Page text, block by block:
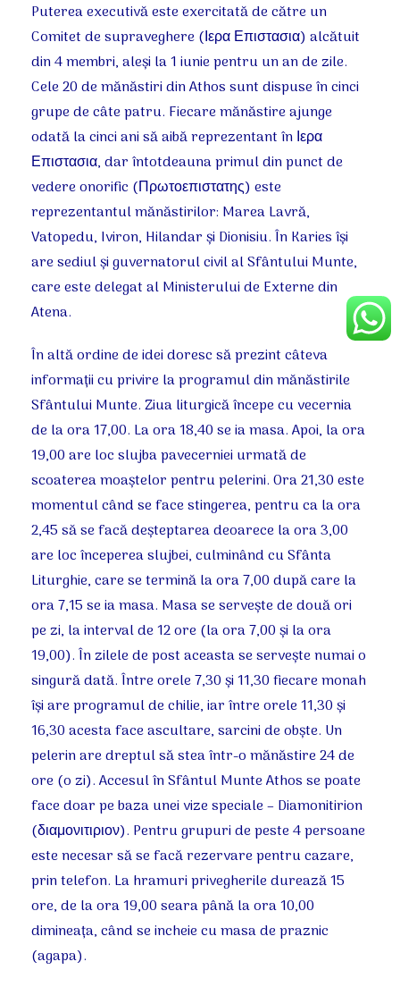
Puterea executivă este exercitată de către un
Comitet de supraveghere (Ιερα Επιστασια) alcătuit
din 4 membri, aleşi la 1 iunie pentru un an de zile.
Cele 20 de mănăstiri din Athos sunt dispuse în cinci
grupe de câte patru. Fiecare mănăstire ajunge
odată la cinci ani să aibă reprezentant în Ιερα
Επιστασια, dar întotdeauna primul din punct de
vedere onorific (Πρωτοεπιστατης) este
reprezentantul mănăstirilor: Marea Lavră,
Vatopedu, Iviron, Hilandar şi Dionisiu. În Karies îşi
are sediul şi guvernatorul civil al Sfântului Munte,
care este delegat al Ministerului de Externe din
Atena.
În altă ordine de idei doresc să prezint câteva
informaţii cu privire la programul din mănăstirile
Sfântului Munte. Ziua liturgică începe cu vecernia
de la ora 17,00. La ora 18,40 se ia masa. Apoi, la ora
19,00 are loc slujba pavecerniei urmată de
scoaterea moaştelor pentru pelerini. Ora 21,30 este
momentul când se face stingerea, pentru ca la ora
2,45 să se facă deşteptarea deoarece la ora 3,00
are loc începerea slujbei, culminând cu Sfânta
Liturghie, care se termină la ora 7,00 după care la
ora 7,15 se ia masa. Masa se serveşte de două ori
pe zi, la interval de 12 ore (la ora 7,00 şi la ora
19,00). În zilele de post aceasta se serveşte numai o
singură dată. Între orele 7,30 şi 11,30 fiecare monah
îşi are programul de chilie, iar între orele 11,30 şi
16,30 acesta face ascultare, sarcini de obşte. Un
pelerin are dreptul să stea într-o mănăstire 24 de
ore (o zi). Accesul în Sfântul Munte Athos se poate
face doar pe baza unei vize speciale – Diamonitirion
(διαμονιτιριον). Pentru grupuri de peste 4 persoane
este necesar să se facă rezervare pentru cazare,
prin telefon. La hramuri privegherile durează 15
ore, de la ora 19,00 seara până la ora 10,00
dimineaţa, când se incheie cu masa de praznic
(agapa).